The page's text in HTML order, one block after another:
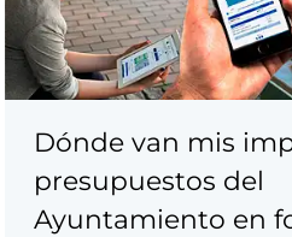
Dónde van mis
presupuestos del
Ayuntamiento en